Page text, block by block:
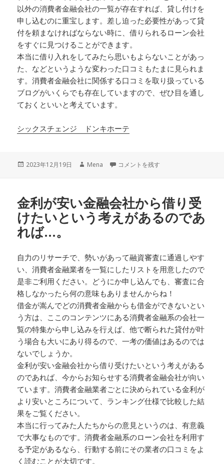
以外の消費者金融会社の一覧が存在すれば、貸し付けを
申し込むのに重宝します。差し迫った必要性があって貸
付を頼まなければならない時に、借りられるローン会社
をすぐに見つけることができます。
本当に借り入れをしてみたら思いもよらないことがあっ
た、などというような変わった口コミもたまに見られま
す。消費者金融会社に関係する口コミを取り扱っている
ブログがいくらでも存在していますので、ぜひ目を通し
ておくといいと考えています。
シックスチェンジ ドンキホーテ
投
2023年12月19日
作
Mena 通常の一般的なクレジットカードなら
コメントを残す
金利が安い金融会社から借り受
けたいという考えがあるのであ
れば…。
自力のリサーチで、勢いがあって融資審査に通過しやす
い、消費者金融業者を一覧にしたリストを用意したので
是非ご利用ください。どうにか申し込んでも、審査に合
格しなかったら何の意味もありませんからね！
借金が嵩んでどの消費者金融からも借金ができないとい
う方は、ここのコンテンツにある消費者金融系の会社一
覧の特集から申し込みを行えば、他で断られた貸付が叶
う場合も大いにあり得るので、一考の価値はあるのでは
ないでしょうか。
金利が安い金融会社から借り受けたいという考えがある
のであれば、今からお知らせする消費者金融会社が向い
ています。消費者金融業者ごとに決められている金利が
より安いところについて、ランキング仕様で比較した結
果をご覧ください。
本当に行ってみた人たちからの意見というのは、有意義
で大事なものです。消費者金融系のローン会社を利用す
る予定があるなら、行動する前にその業者の口コミをよ
く読むことが大切です。